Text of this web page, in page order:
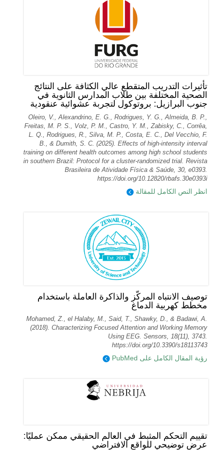
تأثيرات التدريب المتقطع عالي الكثافة على النتائج
الصحية المختلفة بين طلاب المدارس الثانوية في
جنوب البرازيل: بروتوكول لتجربة عشوائية عنقودية
Oleiro, V., Alexandrino, E. G., Rodrigues, Y. G., Almeida, B. P.,
Freitas, M. P. S., Volz, P. M., Castro, Y. M., Zabisky, C., Corrêa,
L. Q., Rodrigues, R., Silva, M. P., Costa, E. C., Del Vecchio, F.
B., & Dumith, S. C. (2025). Effects of high-intensity interval
training on different health outcomes among high school students
in southern Brazil: Protocol for a cluster-randomized trial. Revista
Brasileira de Atividade Física & Saúde, 30, e0393.
https://doi.org/10.12820/rbafs.30e0393i
انظر النص الكامل للمقالة
توصيف الانتباه المركّز والذاكرة العاملة باستخدام
مخطط كهربية الدماغ
Mohamed, Z., el Halaby, M., Said, T., Shawky, D., & Badawi, A.
(2018). Characterizing Focused Attention and Working Memory
Using EEG. Sensors, 18(11), 3743.
https://doi.org/10.3390/s18113743
رؤية المقال الكامل على PubMed
تقييم التحكم المثبط في العالم الحقيقي ممكن عمليًا:
عرض توضيحي للواقع الافتراضي